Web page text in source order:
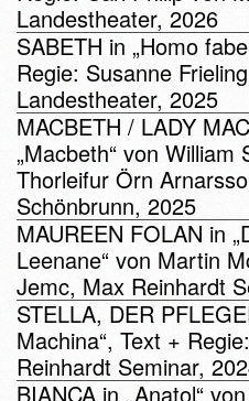
Landestheater, 2026
SABETH in „Homo
Regie: Susanne
Landestheater, 2025
MACBETH / LADY
„Macbeth“ von William
Thorleifur Örn
Schönbrunn, 2025
MAUREEN FOLAN in
Leenane“ von Martin
Jemc, Max Reinhardt
STELLA, DER
Machina“, Text +
Reinhardt Seminar,
BIANCA in „Anatol“